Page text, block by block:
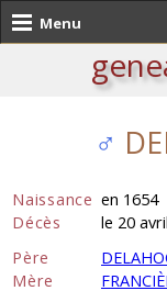
Menu
♂
Naissance en 1654
Décès
le 20
Père
Mère